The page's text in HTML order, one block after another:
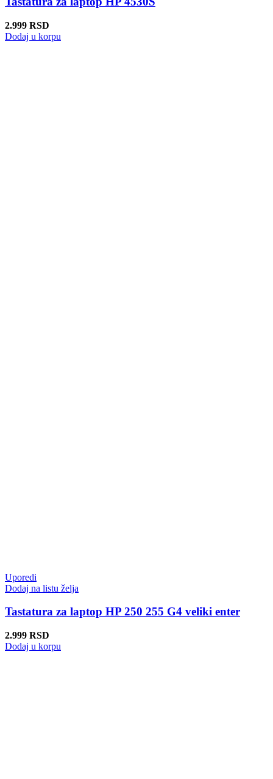
2.999 RSD
Dodaj u korpu
Uporedi
Dodaj na listu želja
Tastatura za laptop HP 250 255 G4 veliki enter
2.999 RSD
Dodaj u korpu